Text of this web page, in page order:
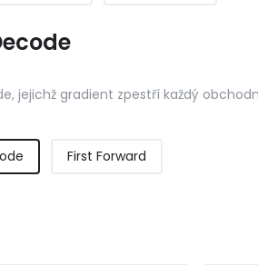
jejichž gradient zpestří každý
First Forward